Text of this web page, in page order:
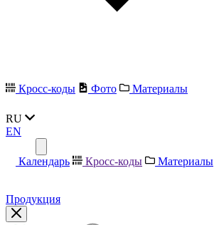
Кросс-коды Фото Материалы
RU
EN
Календарь Кросс-коды Материалы
Продукция